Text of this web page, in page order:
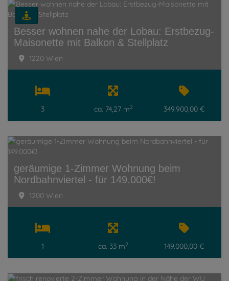
Besser wohnen nahe der Lobau: Erstbezug-
Maisonette mit Balkon & Stellplatz
1220 Wien
3 ca. 74,27 m2 349.900,00 €
geräumige 1-Zimmer Wohnung beim
Nordbahnviertel - für 149.000€!
1200 Wien
1 ca. 33 m2 149.000,00 €